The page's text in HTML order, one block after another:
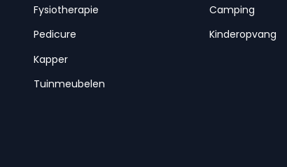
Fysiotherapie
Pedicure
Kapper
Tuinmeubelen
Camping
Kinderopvang